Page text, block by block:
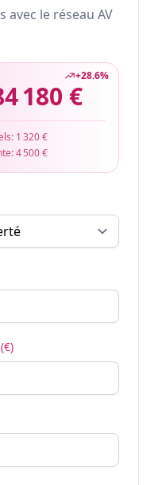
avec le réseau AV
+28.6%
180 €
1 320 €
4 500 €
(€)